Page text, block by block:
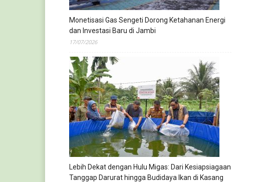
Monetisasi Gas Sengeti Dorong Ketahanan Energi
dan Investasi Baru di Jambi
17/07/2026
Lebih Dekat dengan Hulu Migas: Dari Kesiapsiagaan
Tanggap Darurat hingga Budidaya Ikan di Kasang